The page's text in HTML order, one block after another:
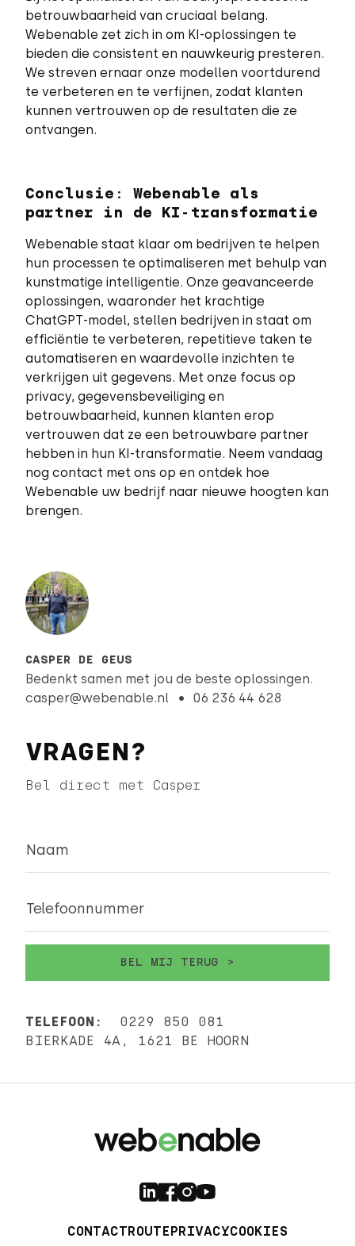
betrouwbaarheid van cruciaal belang.
Webenable zet zich in om KI-oplossingen te
bieden die consistent en nauwkeurig presteren.
We streven ernaar onze modellen voortdurend
te verbeteren en te verfijnen, zodat klanten
kunnen vertrouwen op de resultaten die ze
ontvangen.
Conclusie: Webenable als
partner in de KI-transformatie
Webenable staat klaar om bedrijven te helpen
hun processen te optimaliseren met behulp van
kunstmatige intelligentie. Onze geavanceerde
oplossingen, waaronder het krachtige
ChatGPT-model, stellen bedrijven in staat om
efficiëntie te verbeteren, repetitieve taken te
automatiseren en waardevolle inzichten te
verkrijgen uit gegevens. Met onze focus op
privacy, gegevensbeveiliging en
betrouwbaarheid, kunnen klanten erop
vertrouwen dat ze een betrouwbare partner
hebben in hun KI-transformatie. Neem vandaag
nog contact met ons op en ontdek hoe
Webenable uw bedrijf naar nieuwe hoogten kan
brengen.
CASPER DE GEUS
Bedenkt samen met jou de beste oplossingen.
casper@webenable.nl
06 236 44 628
VRAGEN?
Bel direct met Casper
Naam
Telefoonnummer
TELEFOON:
0229 850 081
BIERKADE 4A, 1621 BE HOORN
CONTACTROUTEPRIVACYCOOKIES